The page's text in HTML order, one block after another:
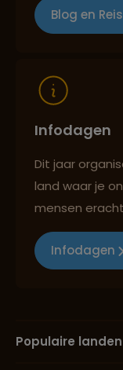
Blog en
Infodagen
Dit jaar
land waar je
mensen
Infodagen
Populaire landen